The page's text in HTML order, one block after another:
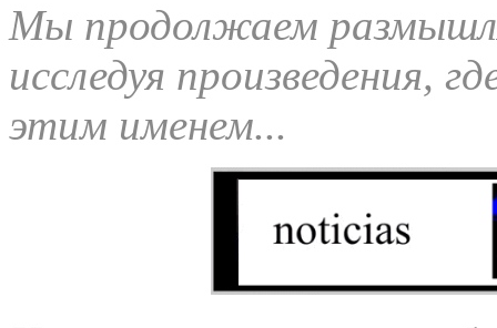
Мы продолжаем
исследуя произведения,
этим именем...